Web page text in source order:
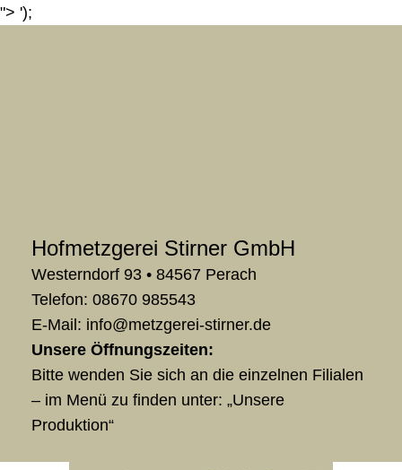
"> ');
Hofmetzgerei Stirner GmbH
Westerndorf 93 • 84567 Perach
Telefon: 08670 985543
E-Mail: ed.renrits-ieregztem@ofni
Unsere Öffnungszeiten:
Bitte wenden Sie sich an die einzelnen Filialen
– im Menü zu finden unter: „Unsere
Produktion“